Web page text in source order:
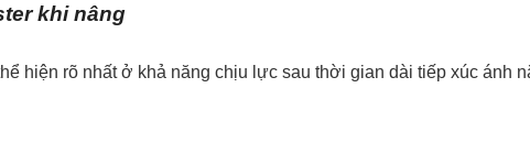
khi nâng
hiện rõ nhất ở khả năng chịu lực sau thời gian dài tiếp xúc ánh